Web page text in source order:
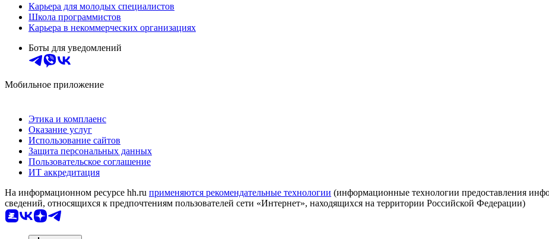
Карьера для молодых специалистов
Школа программистов
Карьера в некоммерческих организациях
Боты для уведомлений
Мобильное приложение
Этика и комплаенс
Оказание услуг
Использование сайтов
Защита персональных данных
Пользовательское соглашение
ИТ аккредитация
На информационном ресурсе hh.ru применяются рекомендательные технологии (информационные технологии предоставления
сведений, относящихся к предпочтениям пользователей сети «Интернет», находящихся на территории Российской Федерации)